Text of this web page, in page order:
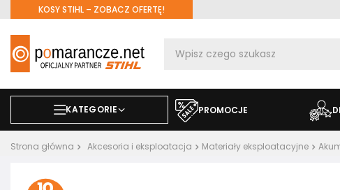
KOSY STIHL – ZOBACZ OFERTĘ!
KATEGORIE PROMOCJE
Strona główna Akcesoria i eksploatacja Materiały eksploatacyjne